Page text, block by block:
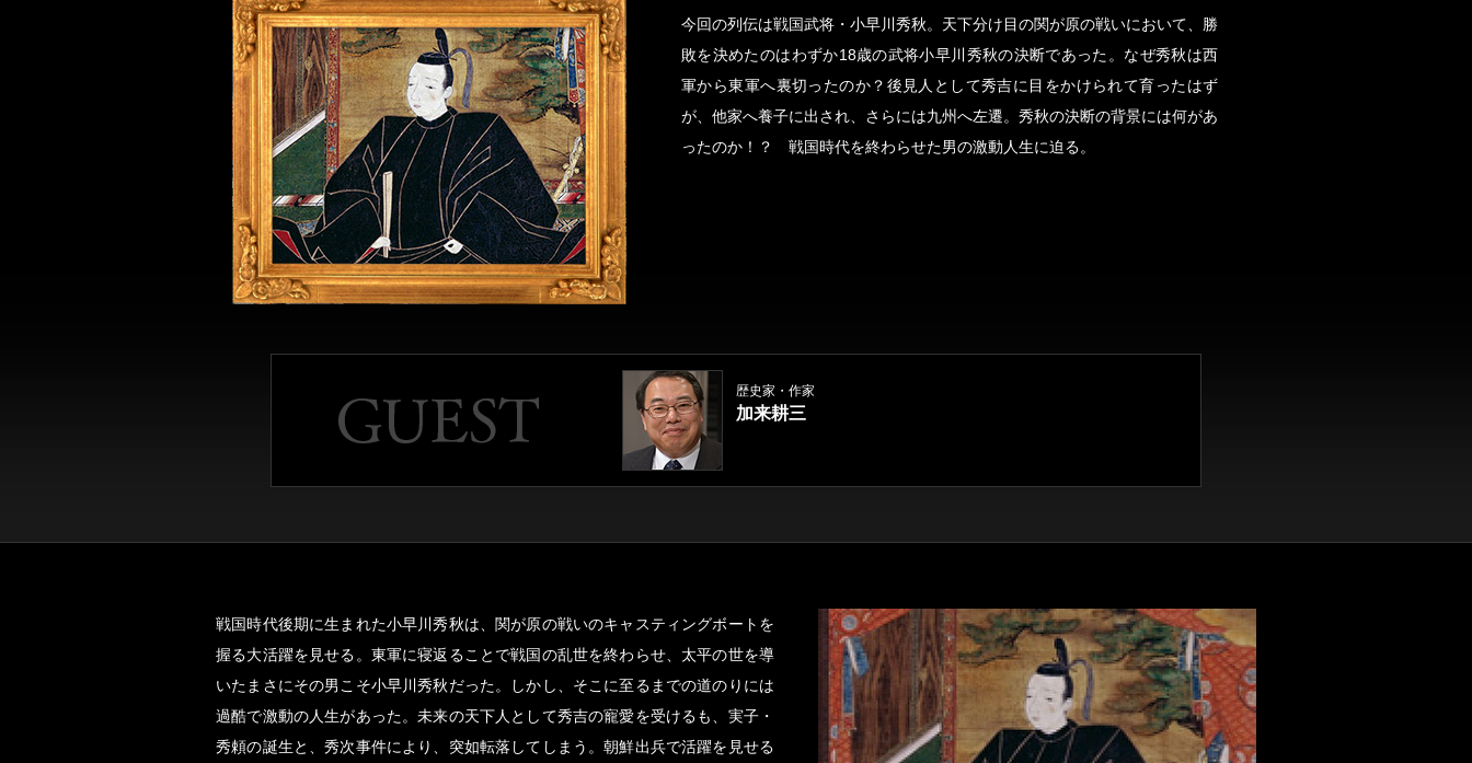
今回の列伝は戦国武将・小早川秀秋。天下分け目の関が原の戦いにおいて、勝
敗を決めたのはわずか18歳の武将小早川秀秋の決断であった。なぜ秀秋は西
軍から東軍へ裏切ったのか？後見人として秀吉に目をかけられて育ったはず
が、他家へ養子に出され、さらには九州へ左遷。秀秋の決断の背景には何があ
ったのか！？ 戦国時代を終わらせた男の激動人生に迫る。
歴史家・作家
加来耕三
戦国時代後期に生まれた小早川秀秋は、関が原の戦いのキャスティングボートを
握る大活躍を見せる。東軍に寝返ることで戦国の乱世を終わらせ、太平の世を導
いたまさにその男こそ小早川秀秋だった。しかし、そこに至るまでの道のりには
過酷で激動の人生があった。未来の天下人として秀吉の寵愛を受けるも、実子・
秀頼の誕生と、秀次事件により、突如転落してしまう。朝鮮出兵で活躍を見せる